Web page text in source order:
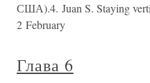
США).4. Juan S. Staying
2 February
Глава 6